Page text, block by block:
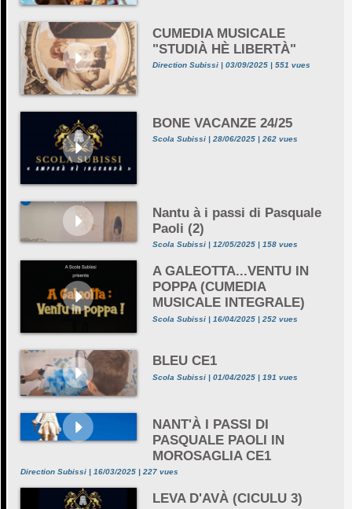
CUMEDIA MUSICALE
"STUDIÀ HÈ LIBERTÀ"
Direction Subissi | 03/09/2025 | 551 vues
BONE VACANZE 24/25
Scola Subissi | 28/06/2025 | 262 vues
Nantu à i passi di Pasquale
Paoli (2)
Scola Subissi | 12/05/2025 | 158 vues
A GALEOTTA...VENTU IN
POPPA (CUMEDIA
MUSICALE INTEGRALE)
Scola Subissi | 16/04/2025 | 252 vues
BLEU CE1
Scola Subissi | 01/04/2025 | 191 vues
NANT'À I PASSI DI
PASQUALE PAOLI IN
MOROSAGLIA CE1
Direction Subissi | 16/03/2025 | 227 vues
LEVA D'AVÀ (CICULU 3)